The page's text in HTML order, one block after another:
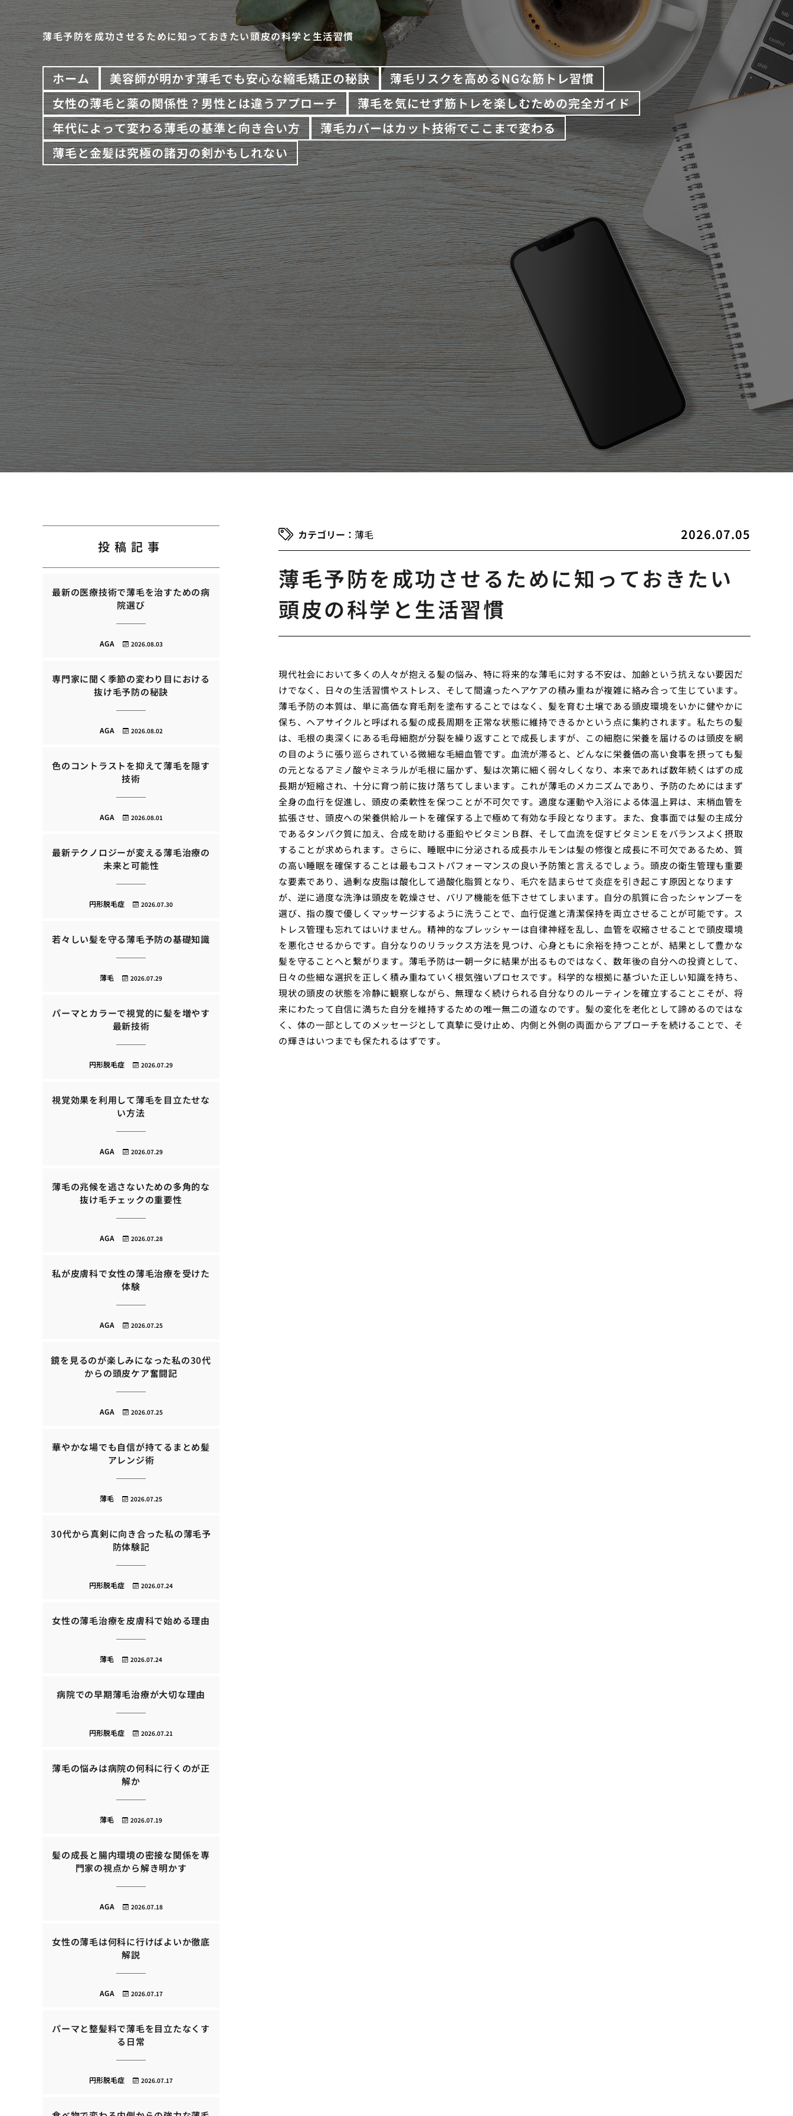
薄毛予防を成功させるために知っておきたい頭皮の科学と生活習慣
ホーム 美容師が明かす薄毛でも安心な縮毛矯正の秘訣
薄毛リスクを高めるNGな筋トレ習慣
女性の薄毛と薬の関係性？男性とは違うアプローチ
薄毛を気にせず筋トレを楽しむための完全ガイド
年代によって変わる薄毛の基準と向き合い方
薄毛カバーはカット技術でここまで変わる
薄毛と金髪は究極の諸刃の剣かもしれない
2026.07.05
薄毛
薄毛予防を成功させるために知っておきたい
頭皮の科学と生活習慣
現代社会において多くの人々が抱える髪の悩み、特に将来的な薄毛に対する不安は、加齢という抗えない要因だ
けでなく、日々の生活習慣やストレス、そして間違ったヘアケアの積み重ねが複雑に絡み合って生じています。
薄毛予防の本質は、単に高価な育毛剤を塗布することではなく、髪を育む土壌である頭皮環境をいかに健やかに
保ち、ヘアサイクルと呼ばれる髪の成長周期を正常な状態に維持できるかという点に集約されます。私たちの髪
は、毛根の奥深くにある毛母細胞が分裂を繰り返すことで成長しますが、この細胞に栄養を届けるのは頭皮を網
の目のように張り巡らされている微細な毛細血管です。血流が滞ると、どんなに栄養価の高い食事を摂っても髪
の元となるアミノ酸やミネラルが毛根に届かず、髪は次第に細く弱々しくなり、本来であれば数年続くはずの成
長期が短縮され、十分に育つ前に抜け落ちてしまいます。これが薄毛のメカニズムであり、予防のためにはまず
全身の血行を促進し、頭皮の柔軟性を保つことが不可欠です。適度な運動や入浴による体温上昇は、末梢血管を
拡張させ、頭皮への栄養供給ルートを確保する上で極めて有効な手段となります。また、食事面では髪の主成分
であるタンパク質に加え、合成を助ける亜鉛やビタミンＢ群、そして血流を促すビタミンＥをバランスよく摂取
することが求められます。さらに、睡眠中に分泌される成長ホルモンは髪の修復と成長に不可欠であるため、質
の高い睡眠を確保することは最もコストパフォーマンスの良い予防策と言えるでしょう。頭皮の衛生管理も重要
な要素であり、過剰な皮脂は酸化して過酸化脂質となり、毛穴を詰まらせて炎症を引き起こす原因となります
が、逆に過度な洗浄は頭皮を乾燥させ、バリア機能を低下させてしまいます。自分の肌質に合ったシャンプーを
選び、指の腹で優しくマッサージするように洗うことで、血行促進と清潔保持を両立させることが可能です。ス
トレス管理も忘れてはいけません。精神的なプレッシャーは自律神経を乱し、血管を収縮させることで頭皮環境
を悪化させるからです。自分なりのリラックス方法を見つけ、心身ともに余裕を持つことが、結果として豊かな
髪を守ることへと繋がります。薄毛予防は一朝一夕に結果が出るものではなく、数年後の自分への投資として、
日々の些細な選択を正しく積み重ねていく根気強いプロセスです。科学的な根拠に基づいた正しい知識を持ち、
現状の頭皮の状態を冷静に観察しながら、無理なく続けられる自分なりのルーティンを確立することこそが、将
来にわたって自信に満ちた自分を維持するための唯一無二の道なのです。髪の変化を老化として諦めるのではな
く、体の一部としてのメッセージとして真摯に受け止め、内側と外側の両面からアプローチを続けることで、そ
の輝きはいつまでも保たれるはずです。
投稿記事
最新の医療技術で薄毛を治すための病
院選び
2026.08.03
AGA
専門家に聞く季節の変わり目における
抜け毛予防の秘訣
2026.08.02
AGA
色のコントラストを抑えて薄毛を隠す
技術
2026.08.01
AGA
最新テクノロジーが変える薄毛治療の
未来と可能性
2026.07.30
円形脱毛症
若々しい髪を守る薄毛予防の基礎知識
2026.07.29
薄毛
パーマとカラーで視覚的に髪を増やす
最新技術
2026.07.29
円形脱毛症
視覚効果を利用して薄毛を目立たせな
い方法
2026.07.29
AGA
薄毛の兆候を逃さないための多角的な
抜け毛チェックの重要性
2026.07.28
AGA
私が皮膚科で女性の薄毛治療を受けた
体験
2026.07.25
AGA
鏡を見るのが楽しみになった私の30代
からの頭皮ケア奮闘記
2026.07.25
AGA
華やかな場でも自信が持てるまとめ髪
アレンジ術
2026.07.25
薄毛
30代から真剣に向き合った私の薄毛予
防体験記
2026.07.24
円形脱毛症
女性の薄毛治療を皮膚科で始める理由
2026.07.24
薄毛
病院での早期薄毛治療が大切な理由
2026.07.21
円形脱毛症
薄毛の悩みは病院の何科に行くのが正
解か
2026.07.19
薄毛
髪の成長と腸内環境の密接な関係を専
門家の視点から解き明かす
2026.07.18
AGA
女性の薄毛は何科に行けばよいか徹底
解説
2026.07.17
AGA
パーマと整髪料で薄毛を目立たなくす
る日常
2026.07.17
円形脱毛症